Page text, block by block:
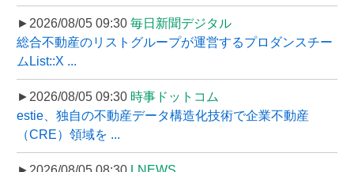
►2026/08/05 09:30 毎日新聞デジタル
総合不動産のリストグループが運営するプロダンスチー
ムList::X ...
►2026/08/05 09:30 時事ドットコム
estie、独自の不動産データ構造化技術で企業不動産
（CRE）領域を ...